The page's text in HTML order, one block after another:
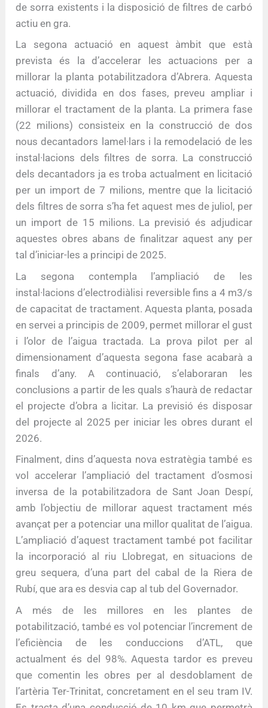
de sorra existents i la disposició de filtres de carbó
actiu en gra.
La segona actuació en aquest àmbit que està
prevista és la d’accelerar les actuacions per a
millorar la planta potabilitzadora d’Abrera. Aquesta
actuació, dividida en dos fases, preveu ampliar i
millorar el tractament de la planta. La primera fase
(22 milions) consisteix en la construcció de dos
nous decantadors lamel·lars i la remodelació de les
instal·lacions dels filtres de sorra. La construcció
dels decantadors ja es troba actualment en licitació
per un import de 7 milions, mentre que la licitació
dels filtres de sorra s’ha fet aquest mes de juliol, per
un import de 15 milions. La previsió és adjudicar
aquestes obres abans de finalitzar aquest any per
tal d’iniciar-les a principi de 2025.
La segona contempla l’ampliació de les
instal·lacions d’electrodiàlisi reversible fins a 4 m3/s
de capacitat de tractament. Aquesta planta, posada
en servei a principis de 2009, permet millorar el gust
i l’olor de l’aigua tractada. La prova pilot per al
dimensionament d’aquesta segona fase acabarà a
finals d’any. A continuació, s’elaboraran les
conclusions a partir de les quals s’haurà de redactar
el projecte d’obra a licitar. La previsió és disposar
del projecte al 2025 per iniciar les obres durant el
2026.
Finalment, dins d’aquesta nova estratègia també es
vol accelerar l’ampliació del tractament d’osmosi
inversa de la potabilitzadora de Sant Joan Despí,
amb l’objectiu de millorar aquest tractament més
avançat per a potenciar una millor qualitat de l’aigua.
L’ampliació d’aquest tractament també pot facilitar
la incorporació al riu Llobregat, en situacions de
greu sequera, d’una part del cabal de la Riera de
Rubí, que ara es desvia cap al tub del Governador.
A més de les millores en les plantes de
potabilització, també es vol potenciar l’increment de
l’eficiència de les conduccions d’ATL, que
actualment és del 98%. Aquesta tardor es preveu
que comentin les obres per al desdoblament de
l’artèria Ter-Trinitat, concretament en el seu tram IV.